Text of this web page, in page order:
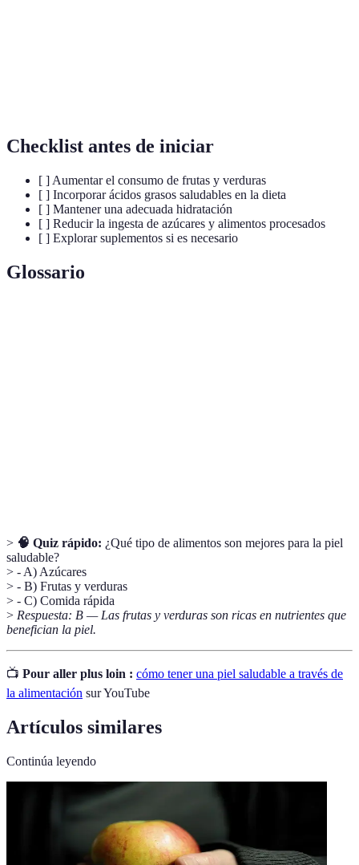
Checklist antes de iniciar
[ ] Aumentar el consumo de frutas y verduras
[ ] Incorporar ácidos grasos saludables en la dieta
[ ] Mantener una adecuada hidratación
[ ] Reducir la ingesta de azúcares y alimentos procesados
[ ] Explorar suplementos si es necesario
Glossario
> 🧠 Quiz rápido: ¿Qué tipo de alimentos son mejores para la piel
saludable?
> - A) Azúcares
> - B) Frutas y verduras
> - C) Comida rápida
> Respuesta: B — Las frutas y verduras son ricas en nutrientes que
benefician la piel.
📺 Pour aller plus loin : cómo tener una piel saludable a través de
la alimentación sur YouTube
Artículos similares
Continúa leyendo